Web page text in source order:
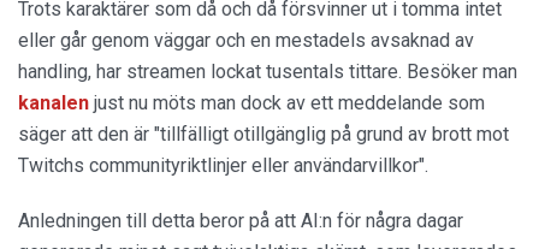
Trots karaktärer som då och då försvinner ut i tomma intet
eller går genom väggar och en mestadels avsaknad av
handling, har streamen lockat tusentals tittare. Besöker man
kanalen just nu möts man dock av ett meddelande som
säger att den är "tillfälligt otillgänglig på grund av brott mot
Twitchs communityriktlinjer eller användarvillkor".
Anledningen till detta beror på att AI:n för några dagar